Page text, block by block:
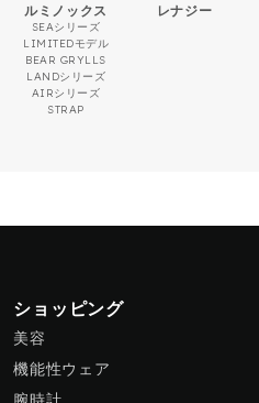
ルミノックス
SEAシリーズ
LIMITEDモデル
BEAR GRYLLS
LANDシリーズ
AIRシリーズ
STRAP
レナジー
ショッピング
美容
機能性ウェア